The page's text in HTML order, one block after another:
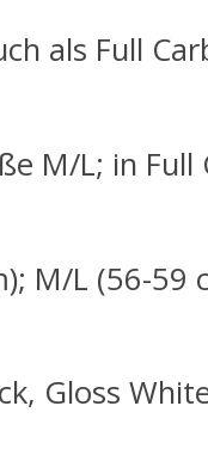
als Full
M/L; in Full
M/L (56-59
Gloss